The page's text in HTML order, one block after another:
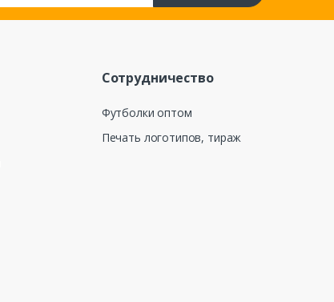
Сотрудничество
Футболки оптом
Печать логотипов, тираж